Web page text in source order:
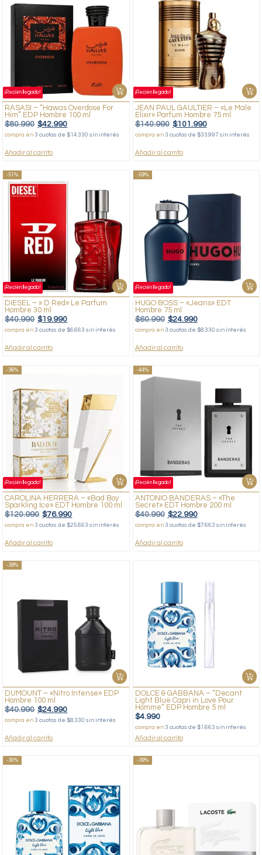
¡Recién llegado!
RASASI – “Hawas Overdose For
Him” EDP Hombre 100 ml
$80.990 $42.990
compra en3 cuotas de $14.330 sin interés
Añadir al carrito
¡Recién llegado!
JEAN PAUL GAULTIER – «Le Male
Elixir» Parfum Hombre 75 ml
$140.990 $101.990
compra en 3 cuotas de $33.997 sin interés
Añadir al carrito
-51%
¡Recién llegado!
DIESEL – » D Red» Le Parfum
Hombre 30 ml
$40.990 $19.990
compra en3 cuotas de $6.663 sin interés
Añadir al carrito
-59%
¡Recién llegado!
HUGO BOSS – «Jeans» EDT
Hombre 75 ml
$60.990 $24.990
compra en 3 cuotas de $8.330 sin interés
Añadir al carrito
-36%
¡Recién llegado!
CAROLINA HERRERA – «Bad Boy
Sparkling Ice» EDT Hombre 100 ml
$120.990 $76.990
compra en3 cuotas de $25.663 sin interés
Añadir al carrito
-44%
¡Recién llegado!
ANTONIO BANDERAS – «The
Secret» EDT Hombre 200 ml
$40.990 $22.990
compra en 3 cuotas de $7.663 sin interés
Añadir al carrito
-39%
DUMOUNT – «Nitro Intense» EDP
Hombre 100 ml
$40.990 $24.990
compra en3 cuotas de $8.330 sin interés
Añadir al carrito
DOLCE & GABBANA – “Decant
Light Blue Capri in Love Pour
Homme” EDP Hombre 5 ml
$4.990
compra en 3 cuotas de $1.663 sin interés
Añadir al carrito
-30% -39%